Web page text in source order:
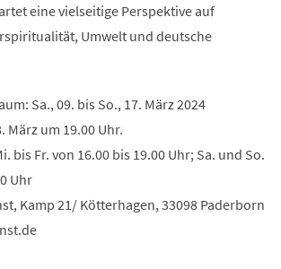
eine vielseitige Perspektive auf
Umwelt und deutsche
Sa., 09. bis So., 17. März 2024
März um 19.00 Uhr.
bis Fr. von 16.00 bis 19.00 Uhr; Sa. und So.
Uhr
Kamp 21/ Kötterhagen, 33098 Paderborn